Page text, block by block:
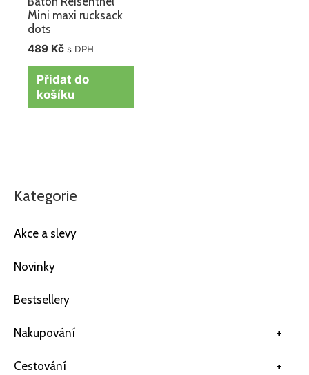
Kategorie
Akce a slevy
Novinky
Bestsellery
+
Nakupování
+
Cestování
Mini maxi rucksack
dots
489 Kč s DPH
Přidat do
košíku